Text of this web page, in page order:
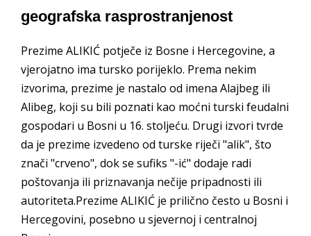
geografska rasprostranjenost
Prezime ALIKIĆ potječe iz Bosne i Hercegovine, a
vjerojatno ima tursko porijeklo. Prema nekim
izvorima, prezime je nastalo od imena Alajbeg ili
Alibeg, koji su bili poznati kao moćni turski feudalni
gospodari u Bosni u 16. stoljeću. Drugi izvori tvrde
da je prezime izvedeno od turske riječi "alik", što
znači "crveno", dok se sufiks "-ić" dodaje radi
poštovanja ili priznavanja nečije pripadnosti ili
autoriteta.Prezime ALIKIĆ je prilično često u Bosni i
Hercegovini, posebno u sjevernoj i centralnoj